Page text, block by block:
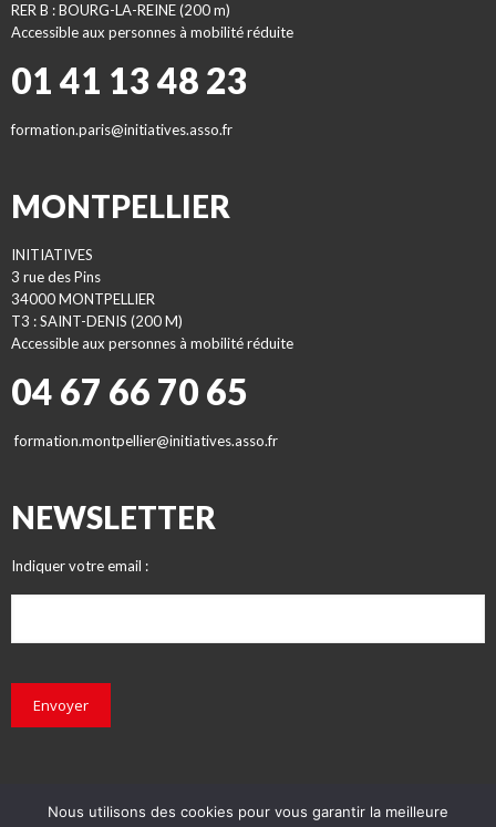
RER B : BOURG-LA-REINE (200 m)
Accessible aux personnes à mobilité réduite
01 41 13 48 23
formation.paris@initiatives.asso.fr
MONTPELLIER
INITIATIVES
3 rue des Pins
34000 MONTPELLIER
T3 : SAINT-DENIS (200 M)
Accessible aux personnes à mobilité réduite
04 67 66 70 65
formation.montpellier@initiatives.asso.fr
NEWSLETTER
Indiquer votre email :
Envoyer
Nous utilisons des cookies pour vous garantir la meilleure